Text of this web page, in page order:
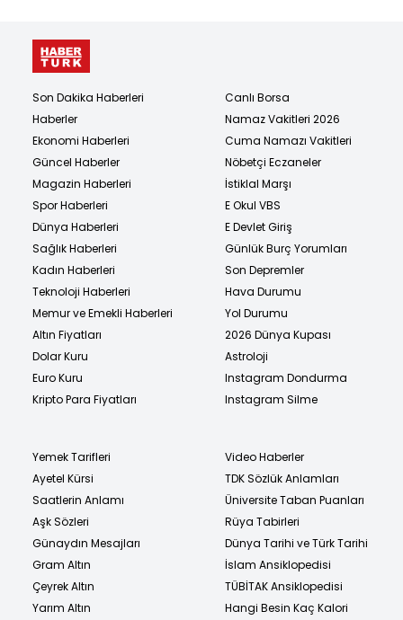
Son Dakika Haberleri
Haberler
Ekonomi Haberleri
Güncel Haberler
Magazin Haberleri
Spor Haberleri
Dünya Haberleri
Sağlık Haberleri
Kadın Haberleri
Teknoloji Haberleri
Memur ve Emekli Haberleri
Altın Fiyatları
Dolar Kuru
Euro Kuru
Kripto Para Fiyatları
Canlı Borsa
Namaz Vakitleri 2026
Cuma Namazı Vakitleri
Nöbetçi Eczaneler
İstiklal Marşı
E Okul VBS
E Devlet Giriş
Günlük Burç Yorumları
Son Depremler
Hava Durumu
Yol Durumu
2026 Dünya Kupası
Astroloji
Instagram Dondurma
Instagram Silme
Yemek Tarifleri
Ayetel Kürsi
Saatlerin Anlamı
Aşk Sözleri
Günaydın Mesajları
Gram Altın
Çeyrek Altın
Yarım Altın
Video Haberler
TDK Sözlük Anlamları
Üniversite Taban Puanları
Rüya Tabirleri
Dünya Tarihi ve Türk Tarihi
İslam Ansiklopedisi
TÜBİTAK Ansiklopedisi
Hangi Besin Kaç Kalori